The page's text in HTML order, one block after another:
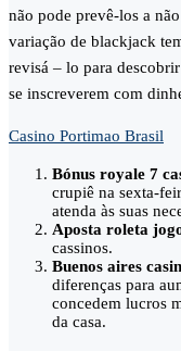
não pode prevê-los a
variação de blackjack
revisá – lo para
se inscreverem com
Casino Portimao Brasil
Bónus royale 7
crupiê na sexta-
atenda às suas
Aposta roleta
cassinos.
Buenos aires
diferenças para
concedem lucros
da casa.